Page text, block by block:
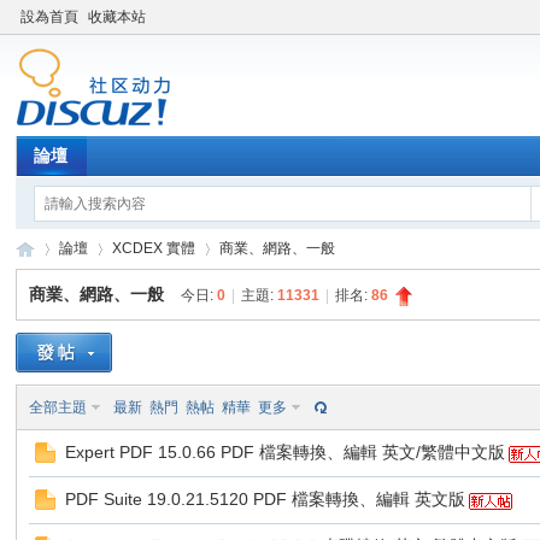
設為首頁 收藏本站
論壇
XY»
論壇
›
XCDEX 實體 商業、網路、一般
商業、網路、一般 今日:0 主題:11331 排名:86
全部主題 最新 熱門 熱帖 精華 更多
Expert PDF 15.0.66 PDF 檔案轉換、編輯 英文/繁體中文版
PDF Suite 19.0.21.5120 PDF 檔案轉換、編輯 英文版